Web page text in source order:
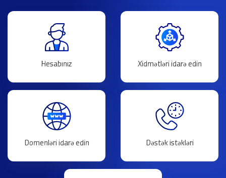
Hesabınız Xidmətləri idarə edin
Domenləri idarə edin Dəstək istəkləri